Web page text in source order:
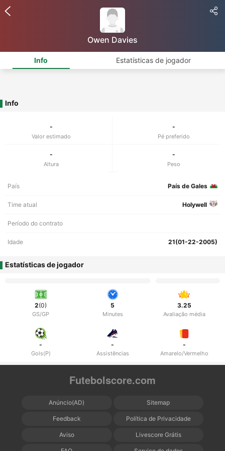
Owen Davies
Info Estatísticas de jogador
Info
-
Valor estimado
-
Pé preferido
-
Altura
-
Peso
País País de Gales
Time atual Holywell
Período do contrato
Idade 21(01-22-2005)
Estatísticas de jogador
2(0)
GS/GP
5
Minutes
3.25
Avaliação média
-
Gols(P)
-
Assistências
-
Amarelo/Vermelho
Futebolscore.com
Anúncio(AD) Sitemap
Feedback Política de Privacidade
Aviso Livescore Grátis